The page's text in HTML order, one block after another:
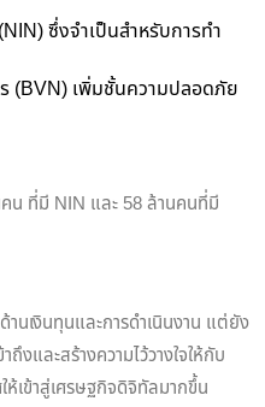
ซึ่งจำเป็นสำหรับการทำ
(BVN) เพิ่มชั้นความปลอดภัย
น ที่มี NIN และ 58 ล้านคนที่มี
นเงินทุนและการดำเนินงาน แต่ยัง
งและสร้างความไว้วางใจให้กับ
ห้เข้าสู่เศรษฐกิจดิจิทัลมากขึ้น